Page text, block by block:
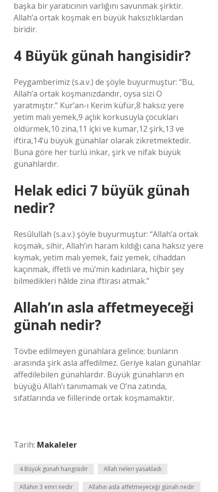
başka bir yaratıcının varlığını savunmak şirktir.
Allah’a ortak koşmak en büyük haksızlıklardan
biridir.
4 Büyük günah hangisidir?
Peygamberimiz (s.a.v.) de şöyle buyurmuştur: “Bu,
Allah’a ortak koşmanızdandır, oysa sizi O
yaratmıştır.” Kur’an-ı Kerim küfür,8 haksız yere
yetim malı yemek,9 açlık korkusuyla çocukları
öldürmek,10 zina,11 içki ve kumar,12 şirk,13 ve
iftira,14’ü büyük günahlar olarak zikretmektedir.
Buna göre her türlü inkar, şirk ve nifak büyük
günahlardır.
Helak edici 7 büyük günah
nedir?
Resûlullah (s.a.v.) şöyle buyurmuştur: “Allah’a ortak
koşmak, sihir, Allah’ın haram kıldığı cana haksız yere
kıymak, yetim malı yemek, faiz yemek, cihaddan
kaçınmak, iffetli ve mü’min kadınlara, hiçbir şey
bilmedikleri hâlde zina iftirası atmak.”
Allah’ın asla affetmeyeceği
günah nedir?
Tövbe edilmeyen günahlara gelince; bunların
arasında şirk asla affedilmez. Geriye kalan günahlar
affedilebilen günahlardır. Büyük günahların en
büyüğü Allah’ı tanımamak ve O’na zatında,
sıfatlarında ve fiillerinde ortak koşmamaktır.
Tarih: Makaleler
4 Büyük günah hangisidir Allah neleri yasakladı
Allahın 3 emri nedir Allahın asla affetmeyeceği günah nedir